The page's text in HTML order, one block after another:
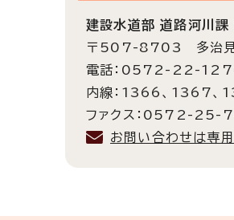
建設水道部 道路河川課
〒507-8703 多治見
電話：0572-22-
内線：1366、1367、
ファクス：0572-25-
お問い合わせは専用